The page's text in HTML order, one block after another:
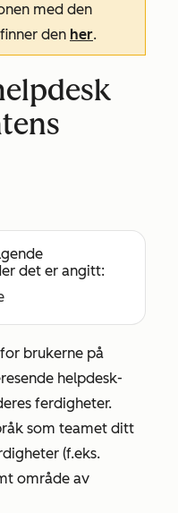
med den
den her.
det er angitt:
brukerne på
helpdesk-
ferdigheter.
som teamet ditt
(f.eks.
område av